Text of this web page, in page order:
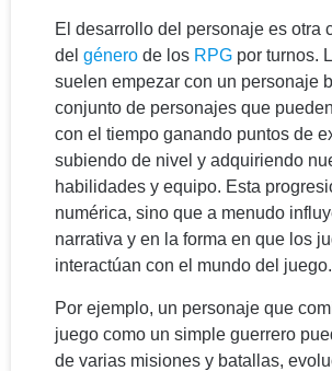
El desarrollo del personaje es otra
del género de los RPG por turnos.
suelen empezar con un personaje
conjunto de personajes que
con el tiempo ganando puntos de
subiendo de nivel y adquiriendo
habilidades y equipo. Esta
numérica, sino que a menudo
narrativa y en la forma en que los
interactúan con el mundo del juego.
Por ejemplo, un personaje que
juego como un simple guerrero
de varias misiones y batallas,